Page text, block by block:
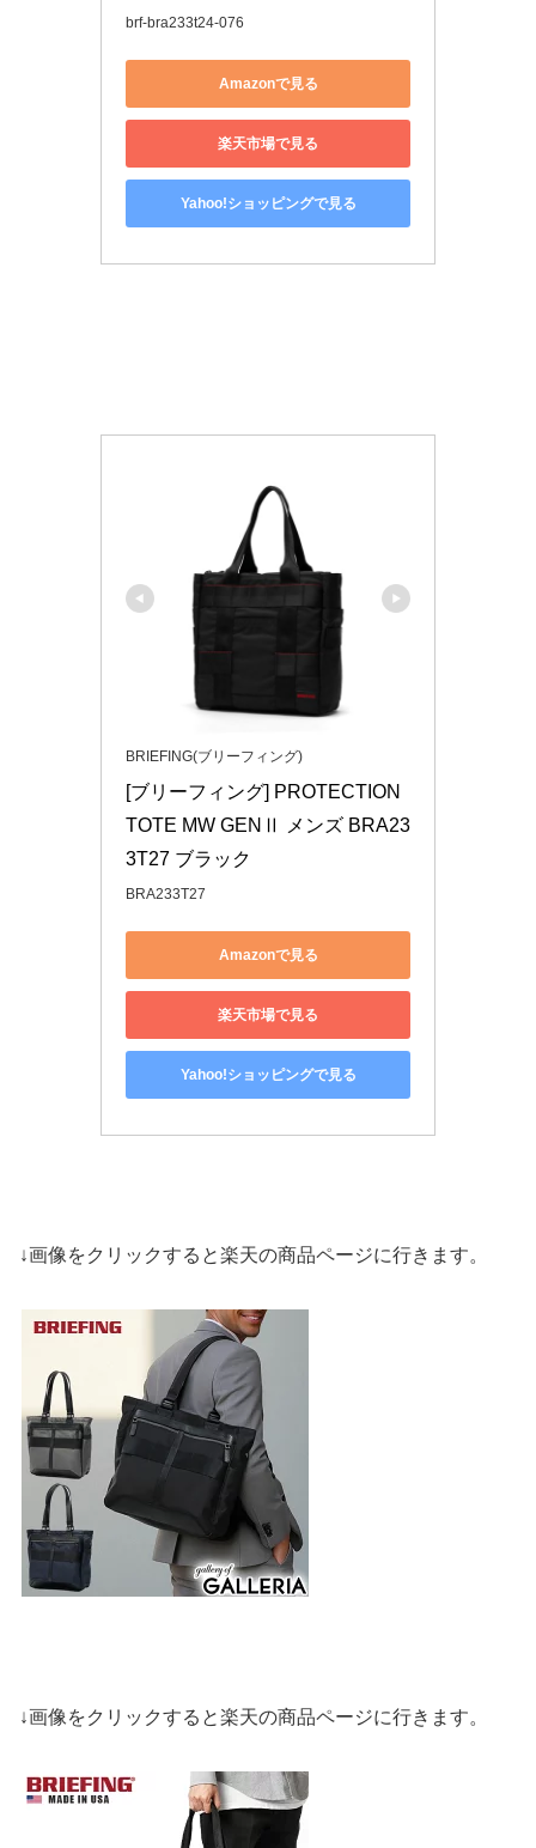
brf-bra233t24-076
Amazonで見る
楽天市場で見る
Yahoo!ショッピングで見る
BRIEFING(ブリーフィング)
[ブリーフィング] PROTECTION
TOTE MW GENⅡ メンズ BRA23
3T27 ブラック
BRA233T27
Amazonで見る
楽天市場で見る
Yahoo!ショッピングで見る
↓画像をクリックすると楽天の商品ページに行きます。
↓画像をクリックすると楽天の商品ページに行きます。